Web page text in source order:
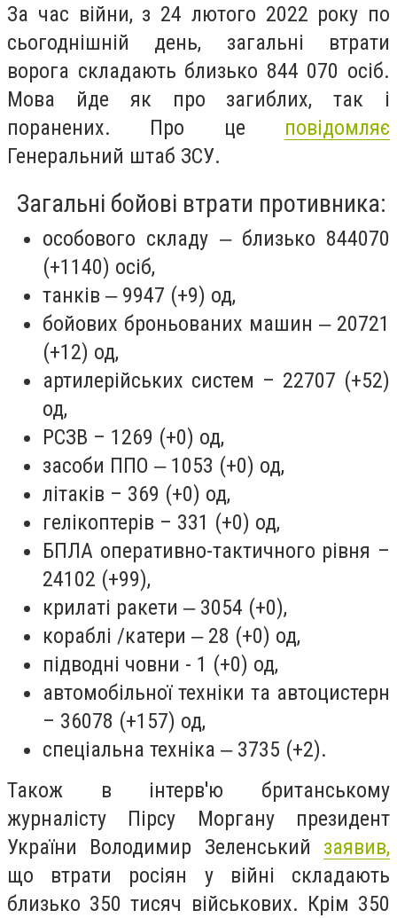
За час війни, з 24 лютого 2022 року по
сьогоднішній день, загальні втрати
ворога складають близько 844 070 осіб.
Мова йде як про загиблих, так і
поранених. Про це повідомляє
Генеральний штаб ЗСУ.
Загальні бойові втрати противника:
особового складу ‒ близько 844070
(+1140) осіб,
танків ‒ 9947 (+9) од,
бойових броньованих машин ‒ 20721
(+12) од,
артилерійських систем – 22707 (+52)
од,
РСЗВ – 1269 (+0) од,
засоби ППО ‒ 1053 (+0) од,
літаків – 369 (+0) од,
гелікоптерів – 331 (+0) од,
БПЛА оперативно-тактичного рівня –
24102 (+99),
крилаті ракети ‒ 3054 (+0),
кораблі /катери ‒ 28 (+0) од,
підводні човни - 1 (+0) од,
автомобільної техніки та автоцистерн
– 36078 (+157) од,
спеціальна техніка ‒ 3735 (+2).
Також в інтерв'ю британському
журналісту Пірсу Моргану президент
України Володимир Зеленський заявив,
що втрати росіян у війні складають
близько 350 тисяч військових. Крім 350